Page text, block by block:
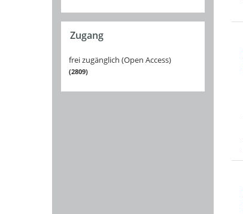
Zugang
frei zugänglich (Open Access)
2809